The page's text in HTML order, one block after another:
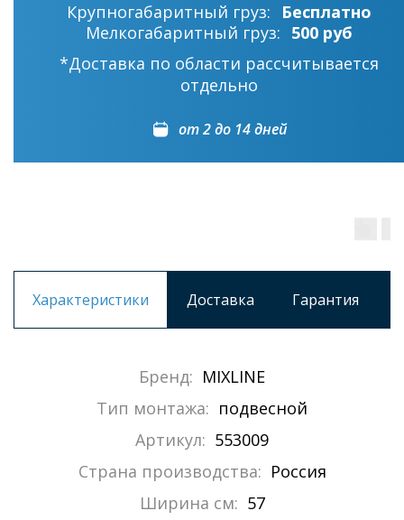
Крупногабаритный груз:
Бесплатно
Мелкогабаритный груз: 500 руб
*Доставка по области рассчитывается
отдельно
от 2 до 14 дней
Характеристики Доставка Гарантия
Бренд: MIXLINE
Тип монтажа: подвесной
Артикул: 553009
Страна производства: Россия
Ширина см: 57